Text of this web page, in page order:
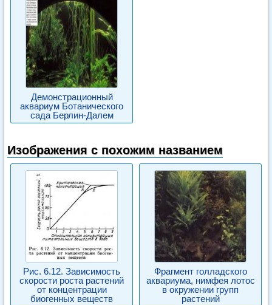
Демонстрационный
аквариум Ботанического
сада Берлин-Далем
Изображения с похожим названием
Рис. 6.12. Зависимость
скорости роста растений
от концентрации
биогенных веществ
Фрагмент голладского
аквариума, нимфея лотос
в окружении групп
растений